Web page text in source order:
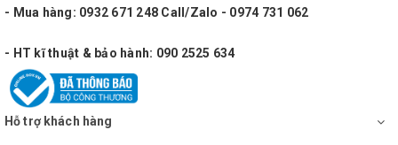
5V/500mA.
Bên cạnh đó, đáp tuyến tần số của sản phẩm
khá rộng cho âm thanh phát ra trong và sáng hơn.
Độ nhạy cao giúp hút âm tốt, thu được những âm
thanh dù là nhỏ nhất, đem đến những trải nghiệm
- Mua hàng: 0932 671 248 Call/Zalo - 0974 731 062
- HT kĩ thuật & bảo hành: 090 2525 634
Hỗ trợ khách hàng